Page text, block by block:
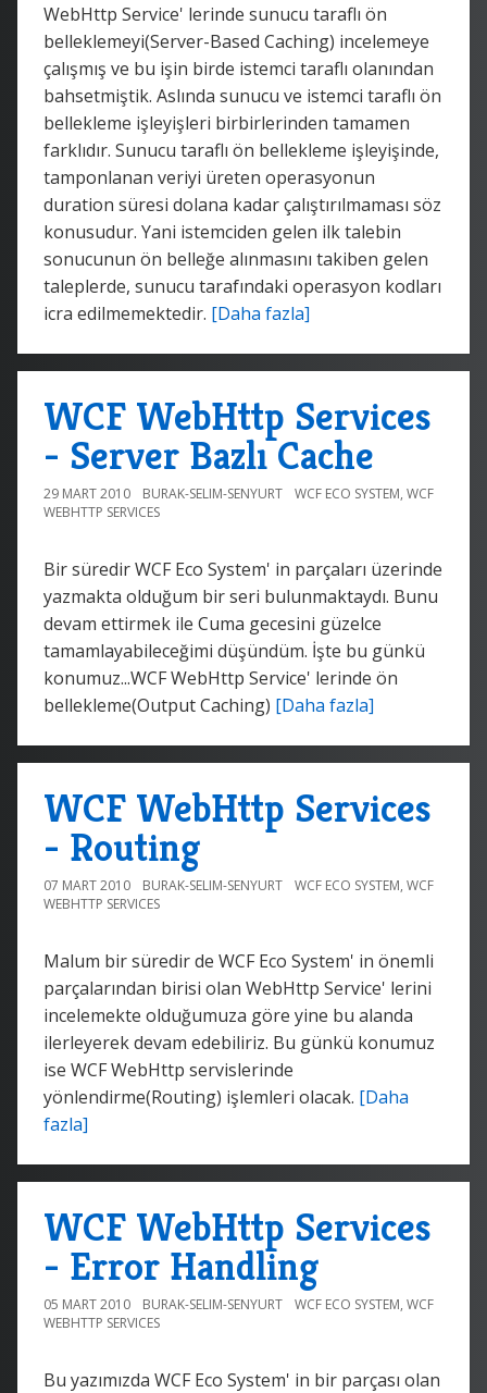
WebHttp Service' lerinde sunucu taraflı ön
belleklemeyi(Server-Based Caching) incelemeye
çalışmış ve bu işin birde istemci taraflı olanından
bahsetmiştik. Aslında sunucu ve istemci taraflı ön
bellekleme işleyişleri birbirlerinden tamamen
farklıdır. Sunucu taraflı ön bellekleme işleyişinde,
tamponlanan veriyi üreten operasyonun
duration süresi dolana kadar çalıştırılmaması söz
konusudur. Yani istemciden gelen ilk talebin
sonucunun ön belleğe alınmasını takiben gelen
taleplerde, sunucu tarafındaki operasyon kodları
icra edilmemektedir. [Daha fazla]
WCF WebHttp Services
- Server Bazlı Cache
29 MART 2010 BURAK-SELIM-SENYURT WCF ECO SYSTEM, WCF
WEBHTTP SERVICES
Bir süredir WCF Eco System' in parçaları üzerinde
yazmakta olduğum bir seri bulunmaktaydı. Bunu
devam ettirmek ile Cuma gecesini güzelce
tamamlayabileceğimi düşündüm. İşte bu günkü
konumuz...WCF WebHttp Service' lerinde ön
bellekleme(Output Caching) [Daha fazla]
WCF WebHttp Services
- Routing
07 MART 2010 BURAK-SELIM-SENYURT WCF ECO SYSTEM, WCF
WEBHTTP SERVICES
Malum bir süredir de WCF Eco System' in önemli
parçalarından birisi olan WebHttp Service' lerini
incelemekte olduğumuza göre yine bu alanda
ilerleyerek devam edebiliriz. Bu günkü konumuz
ise WCF WebHttp servislerinde
yönlendirme(Routing) işlemleri olacak. [Daha
fazla]
WCF WebHttp Services
- Error Handling
05 MART 2010 BURAK-SELIM-SENYURT WCF ECO SYSTEM, WCF
WEBHTTP SERVICES
Bu yazımızda WCF Eco System' in bir parçası olan